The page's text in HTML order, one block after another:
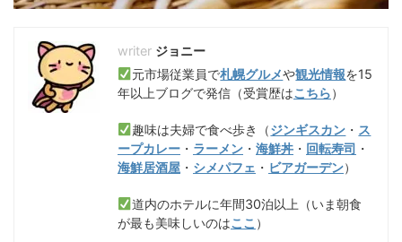
ジョニー
元市場従業員で札幌グルメや観光情報を15
年以上ブログで発信（受賞歴はこちら）
趣味は夫婦で食べ歩き（ジンギスカン ・ ス
ープカレー ・ ラーメン ・ 海鮮丼 ・ 回転寿司 ・
海鮮居酒屋 ・ シメパフェ ・ ビアガーデン）
道内のホテルに年間30泊以上（いま朝食
が最も美味しいのはここ ）